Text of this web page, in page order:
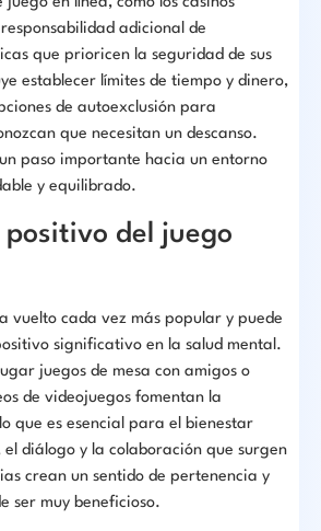
adicional de
que prioricen la seguridad de sus
establecer límites de tiempo y dinero,
de autoexclusión para
que necesitan un descanso.
un paso importante hacia un entorno
y equilibrado.
positivo del juego
vuelto cada vez más popular y puede
significativo en la salud mental.
juegos de mesa con amigos o
de videojuegos fomentan la
que es esencial para el bienestar
diálogo y la colaboración que surgen
crean un sentido de pertenencia y
ser muy beneficioso.